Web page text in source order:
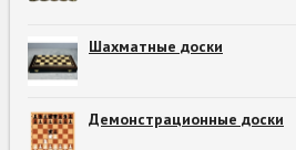
Шахматные доски
Демонстрационные доски